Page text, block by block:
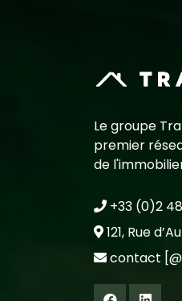
Le groupe
premier
de
+33 (0)2
121, Rue
contact